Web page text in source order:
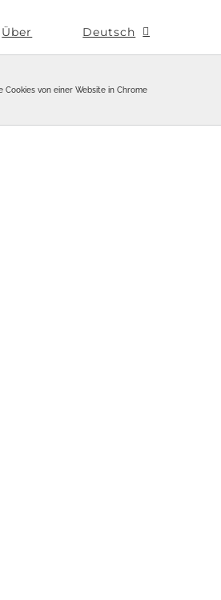
Über Deutsch
Cookies von einer Website in Chrome